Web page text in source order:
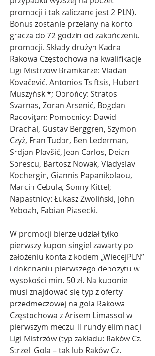
promocji i tak zaliczane jest 2 PLN).
Bonus zostanie przelany na konto
gracza do 72 godzin od zakończeniu
promocji. Składy drużyn Kadra
Rakowa Częstochowa na kwalifikacje
Ligi Mistrzów Bramkarze: Vladan
Kovačević, Antonios Tsiftsis, Hubert
Muszyński*; Obrońcy: Stratos
Svarnas, Zoran Arsenić, Bogdan
Racoviţan; Pomocnicy: Dawid
Drachal, Gustav Berggren, Szymon
Czyż, Fran Tudor, Ben Lederman,
Srdjan Plavšić, Jean Carlos, Deian
Sorescu, Bartosz Nowak, Vladyslav
Kochergin, Giannis Papanikolaou,
Marcin Cebula, Sonny Kittel;
Napastnicy: Łukasz Zwoliński, John
Yeboah, Fabian Piasecki.
W promocji bierze udział tylko
pierwszy kupon singiel zawarty po
założeniu konta z kodem „WiecejPLN”
i dokonaniu pierwszego depozytu w
wysokości min. 50 zł. Na kuponie
musi znajdować się typ z oferty
przedmeczowej na gola Rakowa
Częstochowa z Arisem Limassol w
pierwszym meczu III rundy eliminacji
Ligi Mistrzów (typ zakładu: Raków Cz.
Strzeli Gola – tak lub Raków Cz.